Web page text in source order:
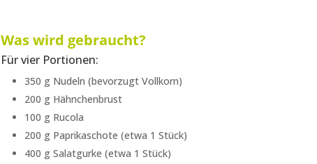
Was wird gebraucht?
Für vier Portionen:
350 g Nudeln (bevorzugt Vollkorn)
200 g Hähnchenbrust
100 g Rucola
200 g Paprikaschote (etwa 1 Stück)
400 g Salatgurke (etwa 1 Stück)